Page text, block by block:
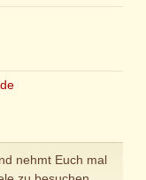
nehmt Euch mal